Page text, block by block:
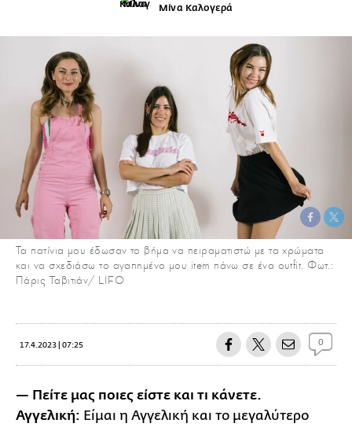
Μίνα Καλογερά
Τα πατίνια μου έδωσαν το βήμα να πειραματιστώ με τα χρώματα
και να σχεδιάσω το αγαπημένο μου item πάνω σε ένα outfit. Φωτ.:
Πάρις Ταβιτιάν/ LIFO
17.4.2023 | 07:25 0
— Πείτε μας ποιες είστε και τι κάνετε.
Αγγελική: Είμαι η Αγγελική και το μεγαλύτερο